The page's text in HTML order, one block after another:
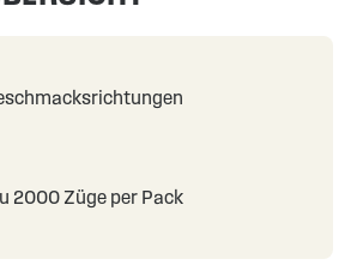
2000 Züge per Pack